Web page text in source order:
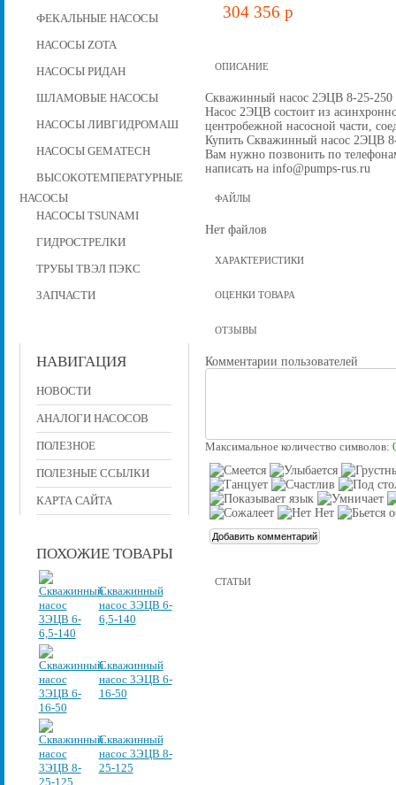
ФЕКАЛЬНЫЕ НАСОСЫ
НАСОСЫ ZOTA
НАСОСЫ РИДАН
ШЛАМОВЫЕ НАСОСЫ
НАСОСЫ ЛИВГИДРОМАШ
НАСОСЫ GEMATECH
ВЫСОКОТЕМПЕРАТУРНЫЕ
НАСОСЫ
НАСОСЫ TSUNAMI
ГИДРОСТРЕЛКИ
ТРУБЫ ТВЭЛ ПЭКС
ЗАПЧАСТИ
НАВИГАЦИЯ
НОВОСТИ
АНАЛОГИ НАСОСОВ
ПОЛЕЗНОЕ
ПОЛЕЗНЫЕ ССЫЛКИ
КАРТА САЙТА
ПОХОЖИЕ ТОВАРЫ
Скважинный
насос 3ЭЦВ 6-
6,5-140
Скважинный
насос 3ЭЦВ 6-
16-50
Скважинный
насос 3ЭЦВ 8-
25-125
304 356 p
ОПИСАНИЕ
Скважинный насос 2ЭЦВ 8-25-250
Насос 2ЭЦВ состоит из
центробежной наcосной части,
Купить Скважинный насос 2ЭЦВ 8-
Вам нужно позвонить по
написать на info@pumps-rus.ru
ФАЙЛЫ
Нет файлов
ХАРАКТЕРИСТИКИ
ОЦЕНКИ ТОВАРА
ОТЗЫВЫ
Комментарии пользователей
Максимальное количество символов:
СТАТЬИ